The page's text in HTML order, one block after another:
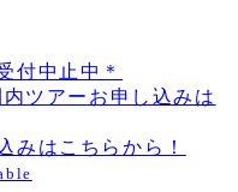
付中止中＊
ツアーお申し込みは
みはこちらから！